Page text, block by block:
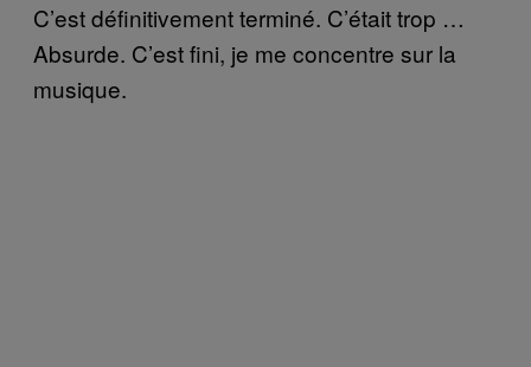
C’est définitivement terminé. C’était trop …
Absurde. C’est fini, je me concentre sur la
musique.